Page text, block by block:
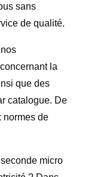
sans
de qualité.
la
que des
catalogue. De
normes de
micro